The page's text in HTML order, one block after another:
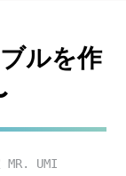
ルを作
MR. UMI